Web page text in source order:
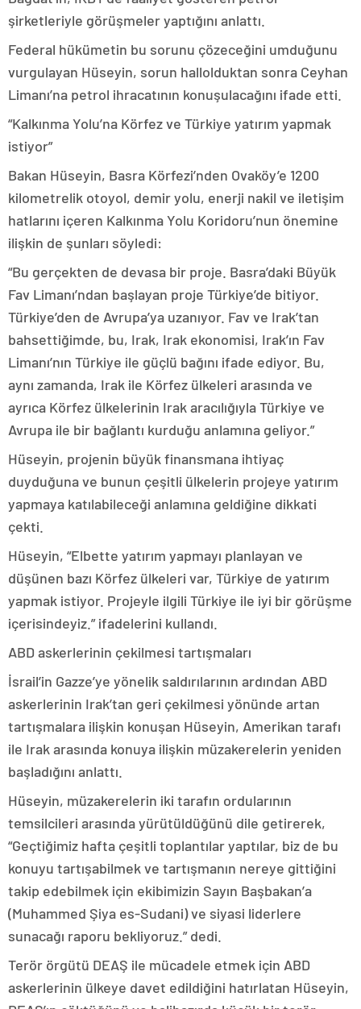
şirketleriyle görüşmeler yaptığını anlattı.
Federal hükümetin bu sorunu çözeceğini umduğunu
vurgulayan Hüseyin, sorun hallolduktan sonra Ceyhan
Limanı’na petrol ihracatının konuşulacağını ifade etti.
“Kalkınma Yolu’na Körfez ve Türkiye yatırım yapmak
istiyor”
Bakan Hüseyin, Basra Körfezi’nden Ovaköy’e 1200
kilometrelik otoyol, demir yolu, enerji nakil ve iletişim
hatlarını içeren Kalkınma Yolu Koridoru’nun önemine
ilişkin de şunları söyledi:
“Bu gerçekten de devasa bir proje. Basra’daki Büyük
Fav Limanı’ndan başlayan proje Türkiye’de bitiyor.
Türkiye’den de Avrupa’ya uzanıyor. Fav ve Irak’tan
bahsettiğimde, bu, Irak, Irak ekonomisi, Irak’ın Fav
Limanı’nın Türkiye ile güçlü bağını ifade ediyor. Bu,
aynı zamanda, Irak ile Körfez ülkeleri arasında ve
ayrıca Körfez ülkelerinin Irak aracılığıyla Türkiye ve
Avrupa ile bir bağlantı kurduğu anlamına geliyor.”
Hüseyin, projenin büyük finansmana ihtiyaç
duyduğuna ve bunun çeşitli ülkelerin projeye yatırım
yapmaya katılabileceği anlamına geldiğine dikkati
çekti.
Hüseyin, “Elbette yatırım yapmayı planlayan ve
düşünen bazı Körfez ülkeleri var, Türkiye de yatırım
yapmak istiyor. Projeyle ilgili Türkiye ile iyi bir görüşme
içerisindeyiz.” ifadelerini kullandı.
ABD askerlerinin çekilmesi tartışmaları
İsrail’in Gazze’ye yönelik saldırılarının ardından ABD
askerlerinin Irak’tan geri çekilmesi yönünde artan
tartışmalara ilişkin konuşan Hüseyin, Amerikan tarafı
ile Irak arasında konuya ilişkin müzakerelerin yeniden
başladığını anlattı.
Hüseyin, müzakerelerin iki tarafın ordularının
temsilcileri arasında yürütüldüğünü dile getirerek,
“Geçtiğimiz hafta çeşitli toplantılar yaptılar, biz de bu
konuyu tartışabilmek ve tartışmanın nereye gittiğini
takip edebilmek için ekibimizin Sayın Başbakan’a
(Muhammed Şiya es-Sudani) ve siyasi liderlere
sunacağı raporu bekliyoruz.” dedi.
Terör örgütü DEAŞ ile mücadele etmek için ABD
askerlerinin ülkeye davet edildiğini hatırlatan Hüseyin,